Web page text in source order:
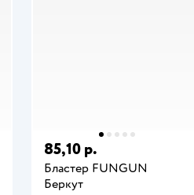
85,10 р.
Бластер FUNGUN
Беркут